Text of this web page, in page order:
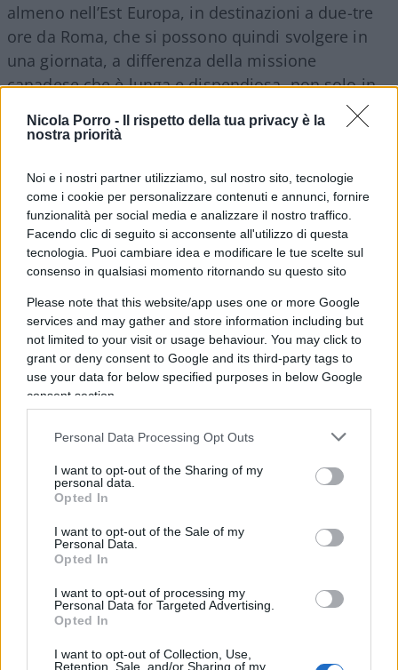
Nicola Porro -
Il rispetto della tua privacy è la
nostra priorità
Noi e i nostri partner utilizziamo, sul nostro sito, tecnologie
come i cookie per personalizzare contenuti e annunci, fornire
funzionalità per social media e analizzare il nostro traffico.
Facendo clic di seguito si acconsente all'utilizzo di questa
tecnologia. Puoi cambiare idea e modificare le tue scelte sul
consenso in qualsiasi momento ritornando su questo sito
Please note that this website/app uses one or more Google
services and may gather and store information including but
not limited to your visit or usage behaviour. You may click to
grant or deny consent to Google and its third-party tags to
use your data for below specified purposes in below Google
consent section.
Personal Data Processing Opt Outs
I want to opt-out of the Sharing of my
personal data.
Opted In
I want to opt-out of the Sale of my
Personal Data.
Opted In
I want to opt-out of processing my
Personal Data for Targeted Advertising.
Opted In
I want to opt-out of Collection, Use,
Retention, Sale, and/or Sharing of my
almeno nell’Est Europa, in destinazioni a due-tre
ore da Roma, che si possono quindi svolgere in
una giornata, a differenza della missione
canadese che è lunga e dispendiosa, non solo in
Canada
In Vaticano nemmeno si pensava alla necessità di
una traversata canadese in questo momento.
Benedetto XVIincontrò già i nativi canadesi nel
2009, pronunciando una richiesta di perdono che
aveva lasciato tutti soddisfatti. Giovanni Paolo II
andò in Canada nel 1984 e nel 1987 e, in entrambe
le occasioni, ebbe incontri con i nativi americani,
portato loro dal cristianesimo.
Non è quindi chiaro cosa veramente spinga oggi
Bergoglio a questa faticaccia così poco
impellente, con la quale finirà per far addossare
alla Chiesa colpe solo in parte sue, anche perché i
collegi e le scuole da dove vennero banditi gli
indigeni canadesi erano principalmente statali. Il
Canada ha una popolazione di circa 38 milioni, 16